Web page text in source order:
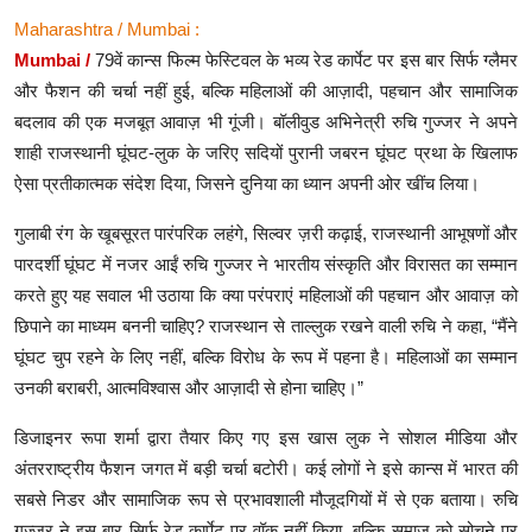
Maharashtra / Mumbai :
Mumbai /79वें कान्स फिल्म फेस्टिवल के भव्य रेड कार्पेट पर इस बार सिर्फ ग्लैमर
और फैशन की चर्चा नहीं हुई, बल्कि महिलाओं की आज़ादी, पहचान और सामाजिक
बदलाव की एक मजबूत आवाज़ भी गूंजी। बॉलीवुड अभिनेत्री रुचि गुज्जर ने अपने
शाही राजस्थानी घूंघट-लुक के जरिए सदियों पुरानी जबरन घूंघट प्रथा के खिलाफ
ऐसा प्रतीकात्मक संदेश दिया, जिसने दुनिया का ध्यान अपनी ओर खींच लिया।
गुलाबी रंग के खूबसूरत पारंपरिक लहंगे, सिल्वर ज़री कढ़ाई, राजस्थानी आभूषणों और
पारदर्शी घूंघट में नजर आईं रुचि गुज्जर ने भारतीय संस्कृति और विरासत का सम्मान
करते हुए यह सवाल भी उठाया कि क्या परंपराएं महिलाओं की पहचान और आवाज़ को
छिपाने का माध्यम बननी चाहिए? राजस्थान से ताल्लुक रखने वाली रुचि ने कहा, “मैंने
घूंघट चुप रहने के लिए नहीं, बल्कि विरोध के रूप में पहना है। महिलाओं का सम्मान
उनकी बराबरी, आत्मविश्वास और आज़ादी से होना चाहिए।”
डिजाइनर रूपा शर्मा द्वारा तैयार किए गए इस खास लुक ने सोशल मीडिया और
अंतरराष्ट्रीय फैशन जगत में बड़ी चर्चा बटोरी। कई लोगों ने इसे कान्स में भारत की
सबसे निडर और सामाजिक रूप से प्रभावशाली मौजूदगियों में से एक बताया। रुचि